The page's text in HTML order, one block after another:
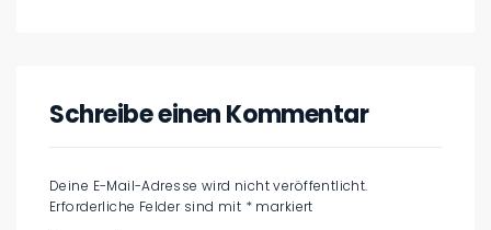
Schreibe einen Kommentar
Deine E-Mail-Adresse wird nicht veröffentlicht.
Erforderliche Felder sind mit * markiert